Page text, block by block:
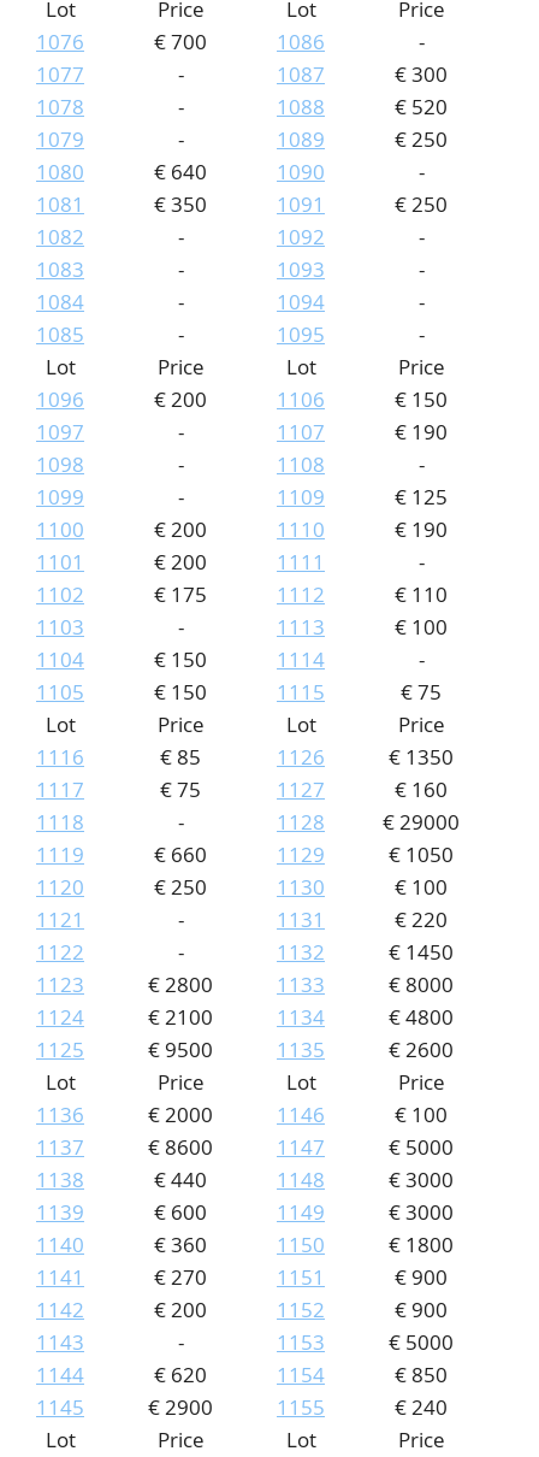
Lot
Price
1076
€ 700
1077
-
1078
-
1079
-
1080
€ 640
1081
€ 350
1082
-
1083
-
1084
-
1085
-
Lot
Price
1086
-
1087
€ 300
1088
€ 520
1089
€ 250
1090
-
1091
€ 250
1092
-
1093
-
1094
-
1095
-
Lot
Price
1096
€ 200
1097
-
1098
-
1099
-
1100
€ 200
1101
€ 200
1102
€ 175
1103
-
1104
€ 150
1105
€ 150
Lot
Price
1106
€ 150
1107
€ 190
1108
-
1109
€ 125
1110
€ 190
1111
-
1112
€ 110
1113
€ 100
1114
-
1115
€ 75
Lot
Price
1116
€ 85
1117
€ 75
1118
-
1119
€ 660
1120
€ 250
1121
-
1122
-
1123
€ 2800
1124
€ 2100
1125
€ 9500
Lot
Price
1126
€ 1350
1127
€ 160
1128
€ 29000
1129
€ 1050
1130
€ 100
1131
€ 220
1132
€ 1450
1133
€ 8000
1134
€ 4800
1135
€ 2600
Lot
Price
1136
€ 2000
1137
€ 8600
1138
€ 440
1139
€ 600
1140
€ 360
1141
€ 270
1142
€ 200
1143
-
1144
€ 620
1145
€ 2900
Lot
Price
1146
€ 100
1147
€ 5000
1148
€ 3000
1149
€ 3000
1150
€ 1800
1151
€ 900
1152
€ 900
1153
€ 5000
1154
€ 850
1155
€ 240
Lot
Price
Lot
Price